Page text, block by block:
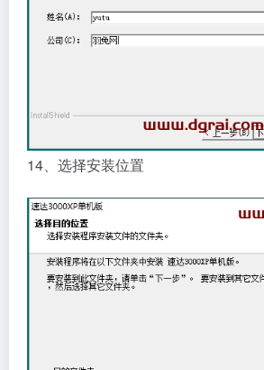
14、选择安装位置